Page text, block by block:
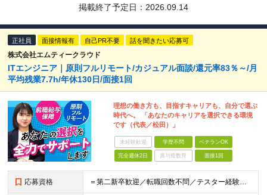
掲載終了予定日： 2026.09.14
正社員 面接情報有 自己PR不要 話を聞きたい応募可
株式会社エムティークラウド
ITエンジニア｜原則フルリモート/カジュアル面談/還元率83％～/月
平均残業7.7h/年休130日/面接1回
理想の働き方も、目指すキャリアも、自分で選ぶ
時代へ。 「あなたのキャリアを選択できる環境
です（代表／松田）」
未経験歓迎 学歴不問 ベテランOK
完全週休2日 賞与複数月 面接1回
応募資格 ＝第二新卒歓迎／転職回数不問／テスター経験のみでもOK＝ ■学歴不問 ■ブランクOK ■エンジニアとしての実務経験1年以上 ※開発・インフラ・工程・言語は不問 ※テスター、運用保守経験のみの方も歓迎